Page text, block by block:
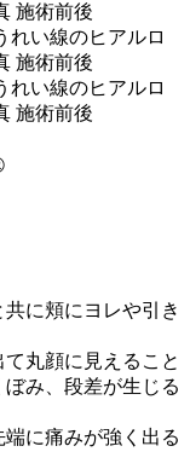
共に頬にヨレや引き
て丸顔に見えること
み、段差が生じる
端に痛みが強く出る